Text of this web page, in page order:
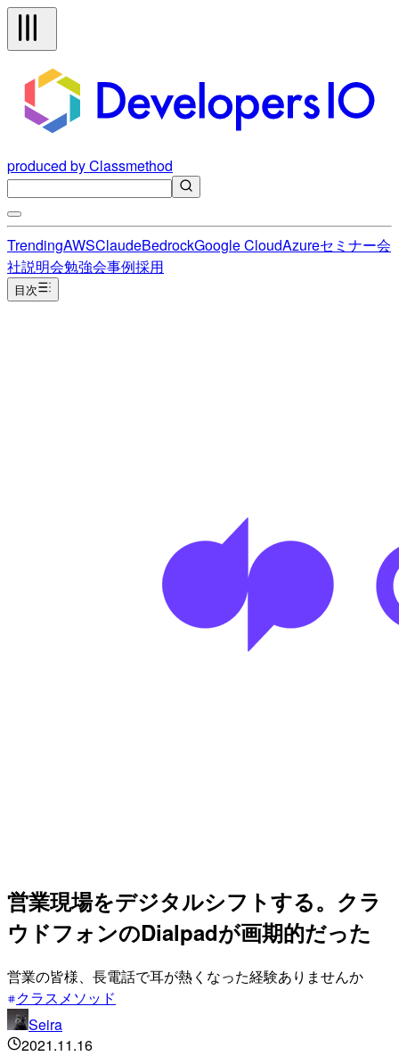
produced by Classmethod
TrendingAWSClaudeBedrockGoogle CloudAzureセミナー会
社説明会勉強会事例採用
目次
営業現場をデジタルシフトする。クラ
ウドフォンのDialpadが画期的だった
営業の皆様、長電話で耳が熱くなった経験ありませんか
クラスメソッド
Seira
2021.11.16